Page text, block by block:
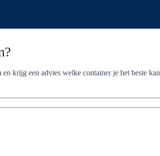
krijg een advies welke container je het beste kan